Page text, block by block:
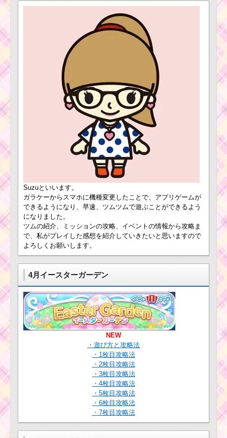
1プレイで41チェーン･
39チェーンするミッシ
ョンを攻略するツム
ツムツム7月！アリスイ
ベント4枚目のミッショ
ンと報酬一覧のまとめ
ツムツム確率ア
ップ2016年7
ムはマレフィセント・
サプライズエルサ・ア
ラジン
ツムツム8月イベントの
第17弾ピックアップガ
チャ！スカットル・ア
登場！
耳がとがったツムで
240コンボを出したピ
グレットの使い方とコ
ツ
毛を結んだツムで4200
コインを効率よく稼ぐ
ためのツムはコレ
青色のツムで合計
1250万点稼ぐミッショ
ンを攻略するツム
耳がとがったツムで
240コンボを出したピ
グレットの使い方とコ
耳が丸いツムでスコ
アボムを合計9個消すミ
ッションを攻略するツ
ム
ツムツム5月ルミエー
ルのおもてなしイベン
ト2枚目のミッション内
耳が丸いツムで
20チェーンする
ミッションを攻
ト！ディズニースター
シアター2枚目のミッシ
ョン内容と攻略
スキルを25回使
うミッションを
攻略するツム
ツムツム新イベント5
月！ズートピアイベン
ト~ピースを集めてパズ
び方・攻略法・報酬
Suzuといいます。
ガラケーからスマホに機種変更したことで、アプリゲームが
できるようになり、早速、ツムツムで遊ぶことができるよう
になりました。
ツムの紹介、ミッションの攻略、イベントの情報から攻略ま
で、私がプレイした感想を紹介していきたいと思いますので
よろしくお願いします。
4月イースターガーデン
NEW
・遊び方と攻略法
・1枚目攻略法
・2枚目攻略法
・3枚目攻略法
・4枚目攻略法
・5枚目攻略法
・6枚目攻略法
・7枚目攻略法